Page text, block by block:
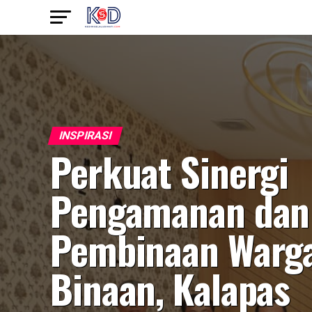
INSPIRASI
Perkuat Sinergi
Pengamanan dan
Pembinaan
Binaan, Kalapas